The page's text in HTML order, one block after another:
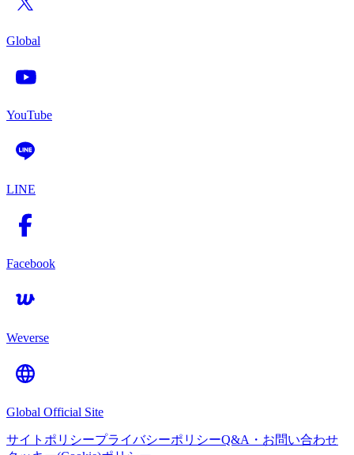
Global
YouTube
LINE
Facebook
Weverse
Global Official Site
サイトポリシープライバシーポリシーQ&A・お問い合わせ